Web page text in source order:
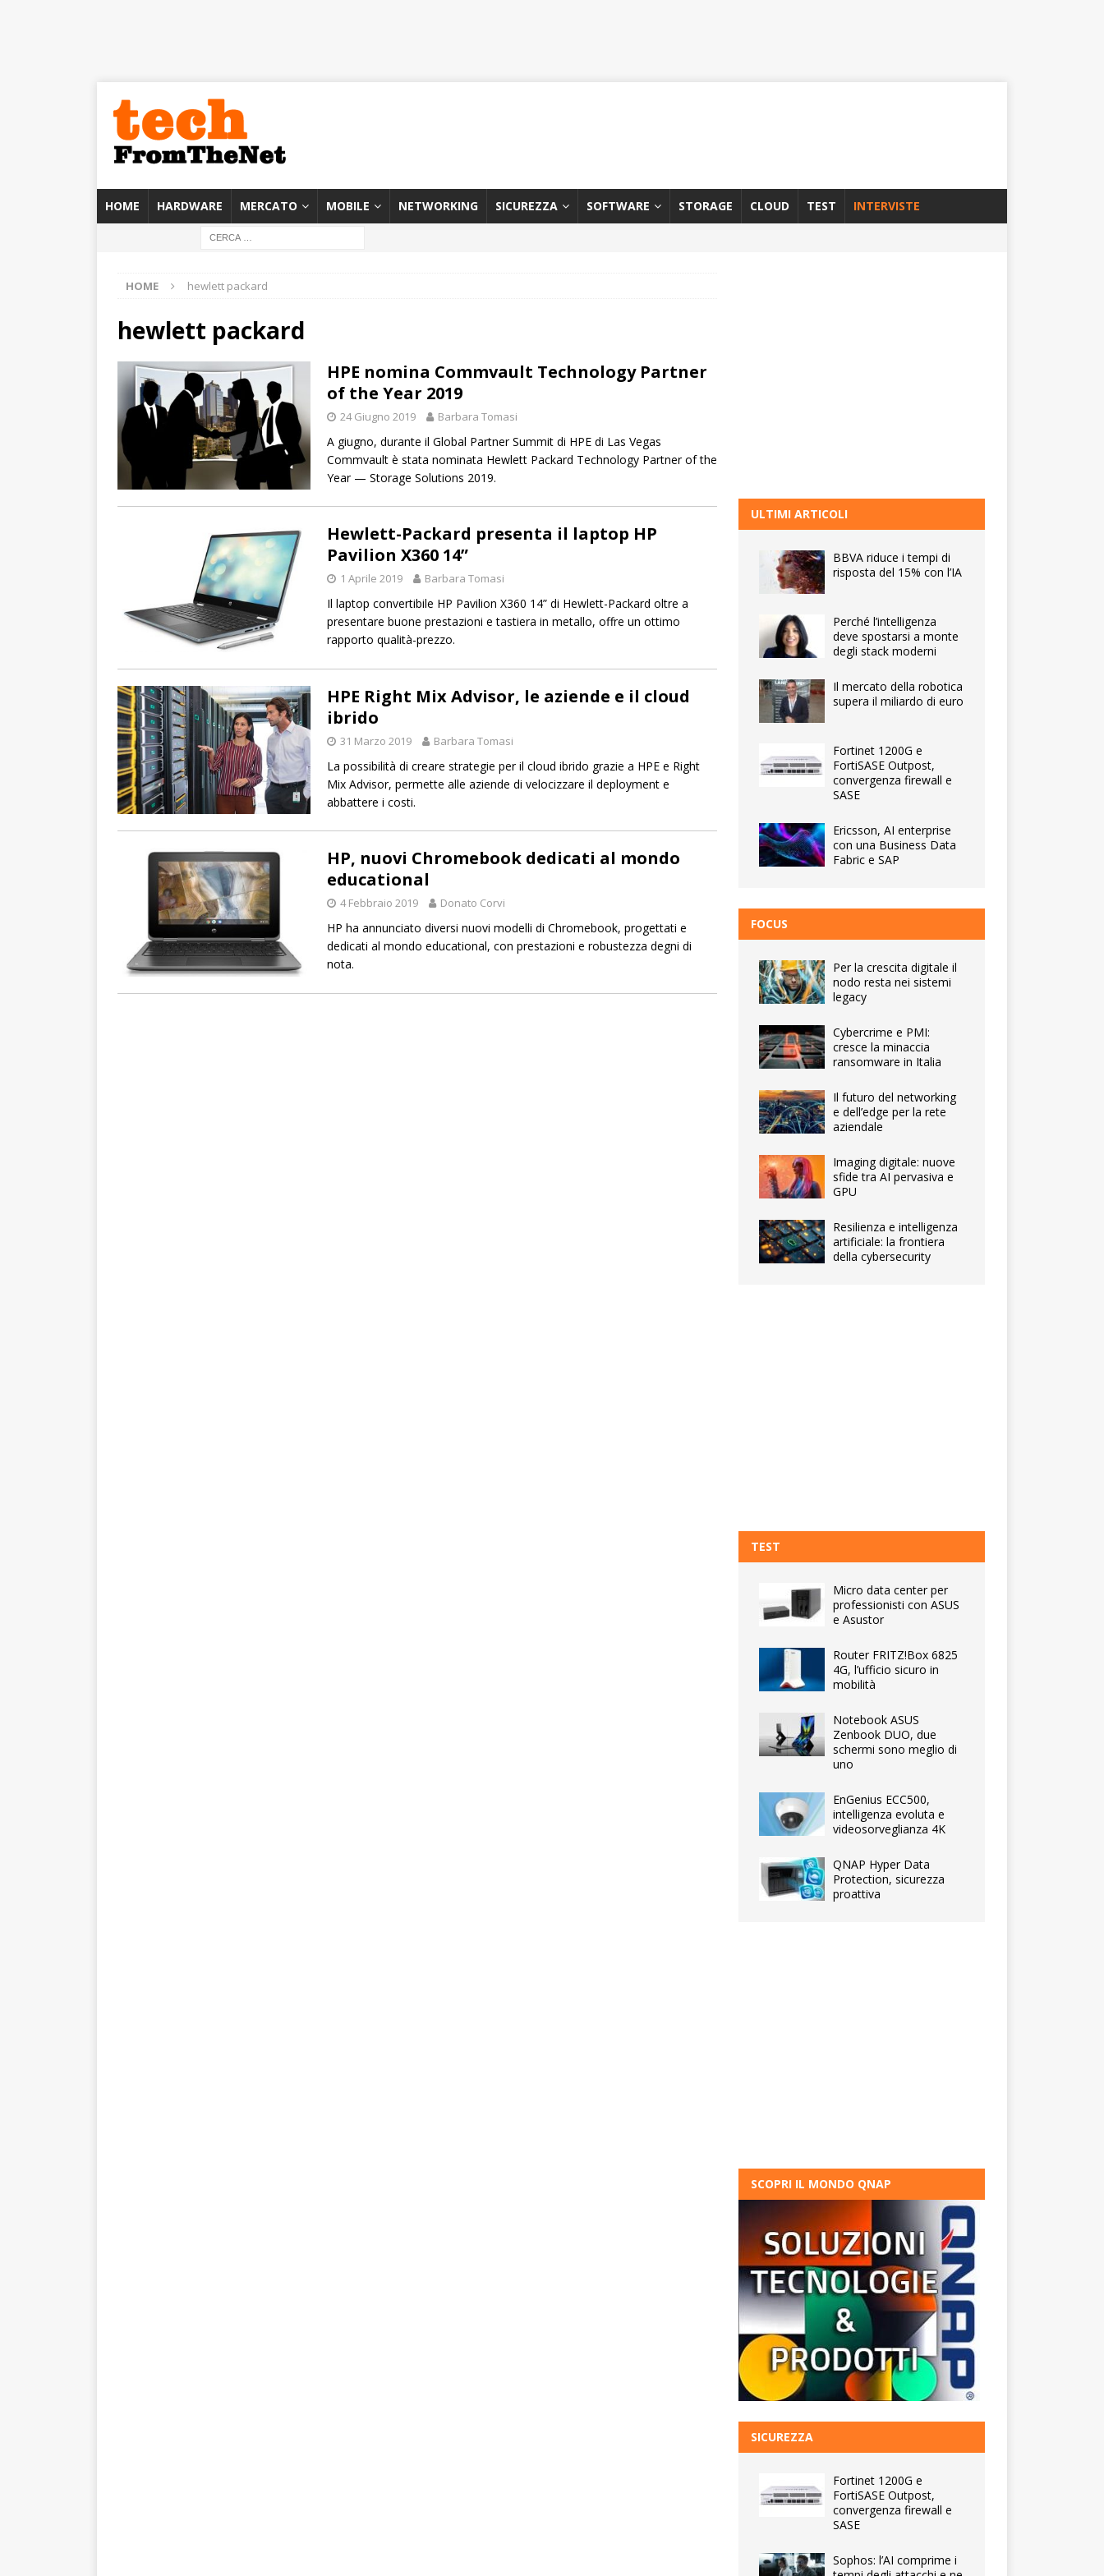
HOME HARDWARE MERCATO MOBILE NETWORKING SICUREZZA SOFTWARE STORAGE CLOUD TEST INTERVISTE
HOME hewlett packard
hewlett packard
HPE nomina Commvault Technology Partner
of the Year 2019
24 Giugno 2019 Barbara Tomasi
A giugno, durante il Global Partner Summit di HPE di Las Vegas
Commvault è stata nominata Hewlett Packard Technology Partner of the
Year — Storage Solutions 2019.
Hewlett-Packard presenta il laptop HP
Pavilion X360 14”
1 Aprile 2019 Barbara Tomasi
Il laptop convertibile HP Pavilion X360 14” di Hewlett-Packard oltre a
presentare buone prestazioni e tastiera in metallo, offre un ottimo
rapporto qualità-prezzo.
HPE Right Mix Advisor, le aziende e il cloud
ibrido
31 Marzo 2019 Barbara Tomasi
La possibilità di creare strategie per il cloud ibrido grazie a HPE e Right
Mix Advisor, permette alle aziende di velocizzare il deployment e
abbattere i costi.
HP, nuovi Chromebook dedicati al mondo
educational
4 Febbraio 2019 Donato Corvi
HP ha annunciato diversi nuovi modelli di Chromebook, progettati e
dedicati al mondo educational, con prestazioni e robustezza degni di
nota.
ULTIMI ARTICOLI
BBVA riduce i tempi di
risposta del 15% con l’IA
Perché l’intelligenza
deve spostarsi a monte
degli stack moderni
Il mercato della robotica
supera il miliardo di euro
Fortinet 1200G e
FortiSASE Outpost,
convergenza firewall e
SASE
Ericsson, AI enterprise
con una Business Data
Fabric e SAP
FOCUS
Per la crescita digitale il
nodo resta nei sistemi
legacy
Cybercrime e PMI:
cresce la minaccia
ransomware in Italia
Il futuro del networking
e dell’edge per la rete
aziendale
Imaging digitale: nuove
sfide tra AI pervasiva e
GPU
Resilienza e intelligenza
artificiale: la frontiera
della cybersecurity
TEST
Micro data center per
professionisti con ASUS
e Asustor
Router FRITZ!Box 6825
4G, l’ufficio sicuro in
mobilità
Notebook ASUS
Zenbook DUO, due
schermi sono meglio di
uno
EnGenius ECC500,
intelligenza evoluta e
videosorveglianza 4K
QNAP Hyper Data
Protection, sicurezza
proattiva
SCOPRI IL MONDO QNAP
SICUREZZA
Fortinet 1200G e
FortiSASE Outpost,
convergenza firewall e
SASE
Sophos: l’AI comprime i